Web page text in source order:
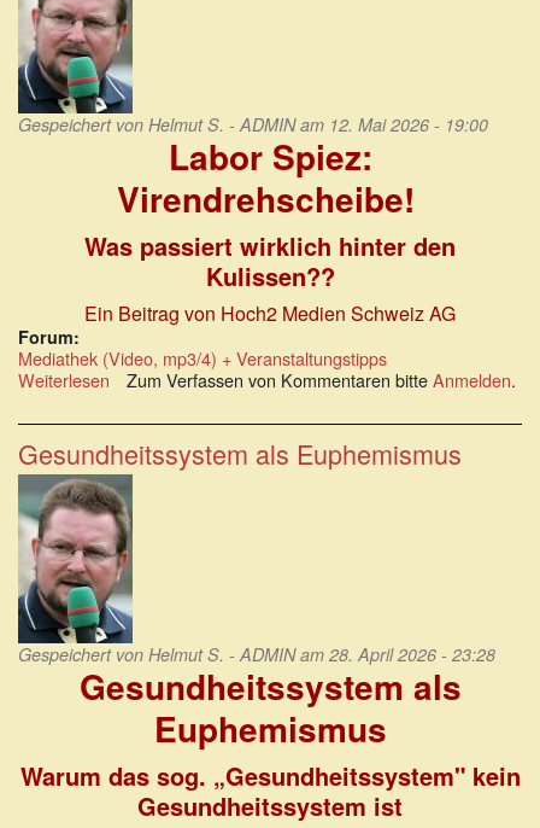
Gespeichert von Helmut S. - ADMINam 12. Mai 2026 - 19:00
Labor Spiez:
Virendrehscheibe!
Was passiert wirklich hinter den
Kulissen??
Ein Beitrag von Hoch2 Medien Schweiz AG
Forum:
Mediathek (Video, mp3/4) + Veranstaltungstipps
Weiterlesen über
Spiez:
Virendrehscheibe!
Zum Verfassen von Kommentaren bitteAnmelden.
Gesundheitssystem als Euphemismus
Gespeichert von Helmut S. - ADMINam 28. April 2026 - 23:28
Gesundheitssystem als
Euphemismus
Warum das sog. „Gesundheitssystem" kein
Gesundheitssystem ist